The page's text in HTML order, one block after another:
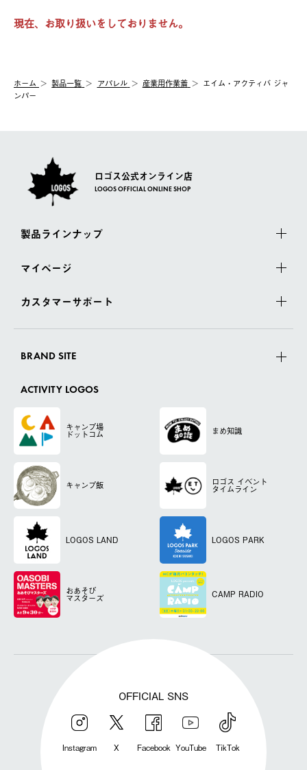
現在、お取り扱いをしておりません。
ホーム 製品⼀覧 アパレル 産業用作業着
エイム・アクティバ ジャ
ンパー
ロゴス公式オンライン店
LOGOS OFFICIAL ONLINE SHOP
製品ラインナップ
マイページ
カスタマーサポート
BRAND SITE
ACTIVITY LOGOS
キャンプ場
ドットコム まめ知識
キャンプ飯 ロゴス イベント
タイムライン
LOGOS LAND LOGOS PARK
おあそび
マスターズ CAMP RADIO
OFFICIAL SNS
Instagram X Facebook YouTube TikTok